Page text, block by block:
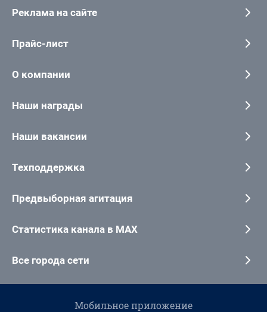
Реклама на сайте
Прайс-лист
О компании
Наши награды
Наши вакансии
Техподдержка
Предвыборная агитация
Статистика канала в MAX
Все города сети
Мобильное приложение